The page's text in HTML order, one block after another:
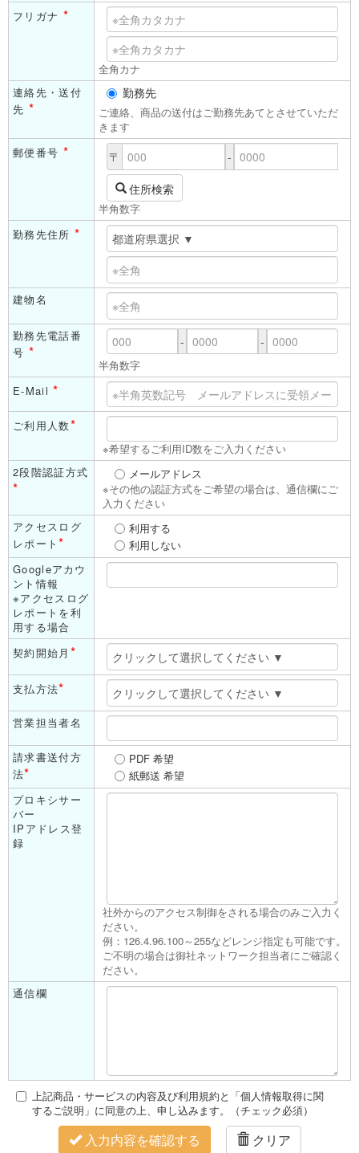
フリガナ *
全角カナ
連絡先・送付
先 *
勤務先
ご連絡、商品の送付はご勤務先あてとさせていただ
きます
郵便番号 * 〒 -
住所検索
半角数字
勤務先住所 *
建物名
勤務先電話番
号 *
- -
半角数字
E-Mail*
ご利用人数*
※希望するご利用ID数をご入力ください
2段階認証方式
*
メールアドレス
※その他の認証方式をご希望の場合は、通信欄にご
入力ください
アクセスログ
レポート*
利用する
利用しない
Googleアカウ
ント情報
※アクセスログ
レポートを利
用する場合
契約開始月 *
支払方法*
営業担当者名
請求書送付方
法*
PDF 希望
紙郵送 希望
プロキシサー
バー
IPアドレス登
録
社外からのアクセス制御をされる場合のみご入力く
ださい。
例：126.4.96.100～255などレンジ指定も可能です。
ご不明の場合は御社ネットワーク担当者にご確認く
ださい。
通信欄
上記商品・サービスの内容及び利用規約と「個人情報取得に関
するご説明」に同意の上、申し込みます。（チェック必須）
入力内容を確認する クリア